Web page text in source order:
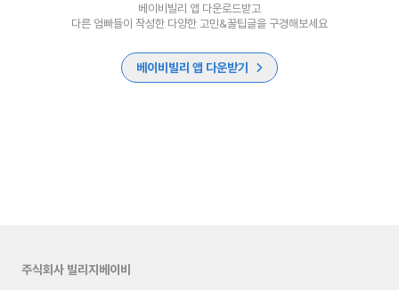
베이비빌리 앱 다운로드받고
다른 엄빠들이 작성한 다양한 고민&꿀팁글을 구경해보세요
베이비빌리 앱 다운받기
주식회사 빌리지베이비